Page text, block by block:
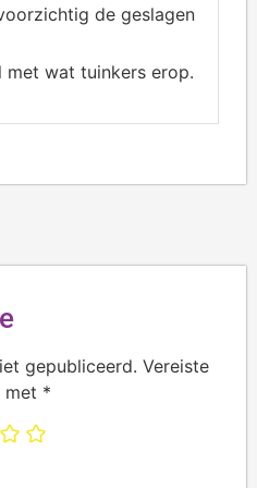
de geslagen
met wat tuinkers erop.
gepubliceerd. Vereiste
met *